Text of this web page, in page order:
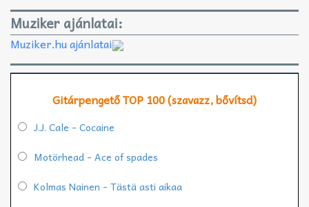
Muziker ajánlatai:
Muziker.hu ajánlatai
Gitárpengető TOP 100 (szavazz, bővítsd)
J.J. Cale - Cocaine
Motörhead - Ace of spades
Kolmas Nainen - Tästä asti aikaa